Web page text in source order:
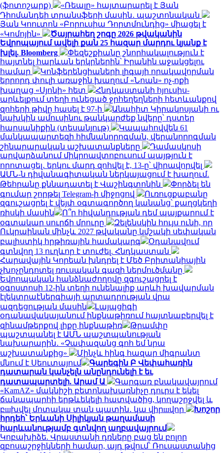
(ֆոտոշարք)
«Ռեալը» հայտարարել է Յան
Դիոմանդեի տրանսֆերի մասին․ պաշտոնական
Յան Կոուտոն «Բորուսիա Դորտմունդից» միացել է
«Կոմոյին»
Ծայրահեղ շոգը 2026 թվականին
Եվրոպայում ավելի քան 25 հազար մարդու կյանք է
խլել. Bloomberg
Փեզեշքիանը շնորհակալություն է
հայտնել հարևան երկրներին՝ Իրանին աջակցելու
համար
Կոնֆերենցիաների լիգայի որակավորման
երրորդ փուլի առաջին խաղում «Նոան» ոչ-ոքի
խաղաց «Սյոնի» հետ
Հնդկաստանի հյուսիս-
արևելքում տեղի ունեցած ջրհեղեղների հետևանքով
զոհերի թիվը հասել է 97-ի
Անահիտ Կիրակոսյանի ու
նախկին ամուսինու թանկարժեք նվերը՝ դստեր
հարսանիքին (տեսանյութ)
Կապահովվեն 61
մանկապարտեզի հիմնանորոգման, վերանորոգման
շինարարական աշխատանքները
Դամասկոսի
արվարձանում միկրոավտոբուսում պայթյուն է
որոտացել․ երկու մարդ զոհվել է, 13-ը՝ վիրավորվել
ԱՄՆ-ն դիվանագիտական ներկայացում է խաղում.
Թեհրանը քննադատել է Վաշինգտոնին
Փորձել են
գումար շորթել Telegram-ի միջոցով
Ուռուցքաբանը
զգուշացրել է վեյփ օգտագործող կանանց՝ քաղցկեղի
ռիսկի մասին
Ո՞ր հիվանդության դեմ պայքարում է
օգտակար սուրճի մրուրը
Զելենսկին հույս ունի, որ
Ուկրաինան մինչև 2027 թվականը կմշակի սեփական
բալիստիկ հրթիռային համակարգ
Օդանավում
գտնվող 13 ուղևոր է տուժել. Հնդկաստան
Հարավային Կորեան խնդրել է Մեծ Բրիտանիային
չխոչընդոտել ռուսական գազի ներմուծմանը
Եվրոպական հանձնաժողովը զգուշացրել է
օգոստոսի 12-ին տեղի ունենալիք արևի խավարման
էլեկտրաէներգիայի արտադրության վրա
ազդեցության մասին
Լայպցիգի
օդանավակայանում ինքնաթիռում հայտնաբերվել է
զինամթերքով լիքը ինքնաթիռ
Թրամփը
պաշտպանել է ԱՄՆ պաշտպանության
նախարարին․ «Չափազանց գոհ եմ նրա
աշխատանքից»
Մինչև հինգ հազար միգրանտ
մնում է Սեուտայում
Գարեգին Բ Վեփահառին
դատարան կանչելն անընդունելի է եւ
դատապարտելի. Արամ Ա
Գարգառ բնակավայրում
«KamAZ» մակնիշի բետոնախառնիչը դուրս է եկել
ճանապարհի երթևեկելի հատվածից, կողաշրջվել և
բшխվել մոտակա տան պատին․ կա վիրшվոր
Խոշոր
հրդեհ՝ Երևանի Սիլիկյան թաղամասի
հարևանությամբ գտնվող աղբավայրում
Կոբախիձե. Վրաստանի դռները բաց են բոլոր
զբոսաշրջիկների համար, այդ թվում՝ Ռուսաստանից